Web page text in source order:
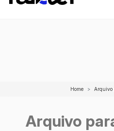
Cole este código
Home Arquivo
Arquivo